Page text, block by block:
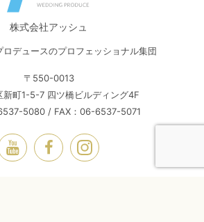
株式会社アッシュ
ロデュースのプロフェッショナル集団
〒550-0013
新町1-5-7 四ツ橋ビルディング4F
5080 / FAX：06-6537-5071